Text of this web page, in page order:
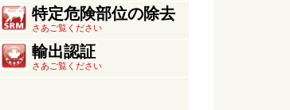
特定危険部位の除去
さあご覧ください
輸出認証
さあご覧ください